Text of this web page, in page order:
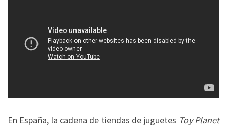
En España, la cadena de tiendas de juguetes Toy Planet